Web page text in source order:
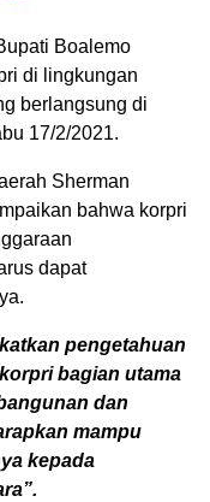
Boalemo
di lingkungan
berlangsung di
17/2/2021.
Sherman
bahwa korpri
dapat
pengetahuan
bagian utama
dan
mampu
kepada